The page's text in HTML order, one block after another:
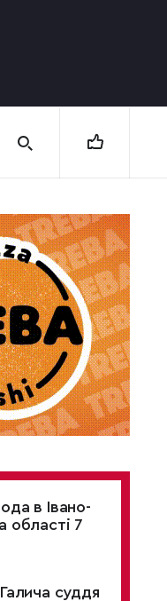
в Івано-
області 7
суддя